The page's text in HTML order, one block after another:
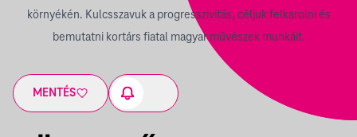
környékén. Kulcsszavuk a progresszivitás, céljuk felkarolni és
bemutatni kortárs fiatal magyar művészek munkáit.
MENTÉS